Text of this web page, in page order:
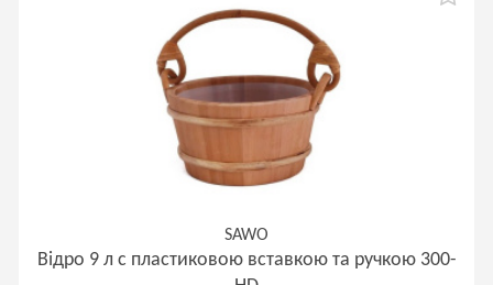
SAWO
Відро 9 л с пластиковою вставкою та ручкою 300-